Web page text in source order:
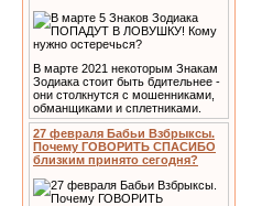
В марте 2021 некоторым Знакам
Зодиака стоит быть бдительнее -
они столкнутся с мошенниками,
обманщиками и сплетниками.
27 февраля Бабьи Взбрыксы.
Почему ГОВОРИТЬ СПАСИБО
близким принято сегодня?